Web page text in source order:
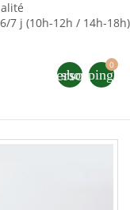
7 j (10h-12h / 14h-18h)
person
0